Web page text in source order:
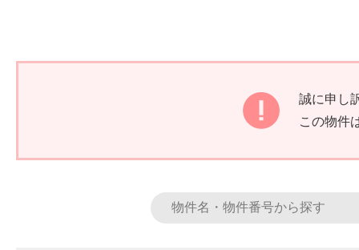
誠に申し
この物件